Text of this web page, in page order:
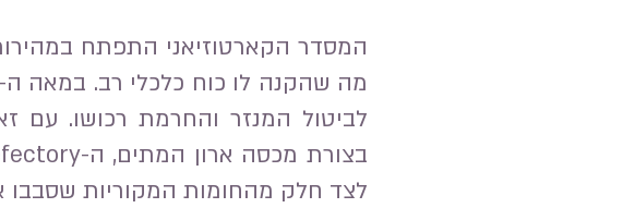
המסדר הקארטוזיאני התפתח
לביטול המנזר והחרמת רכושו. עם
לצד חלק מהחומות המקוריות שסבבו